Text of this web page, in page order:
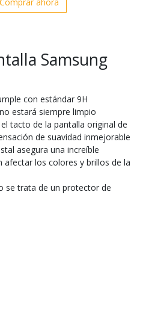
Samsung
con estándar 9H
estará siempre limpio
tacto de la pantalla original de
de suavidad inmejorable
asegura una increíble
afectar los colores y brillos de la
se trata de un protector de